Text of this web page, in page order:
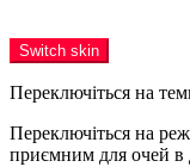
Switch skin
Переключіться на
Переключіться на
приємним для очей в